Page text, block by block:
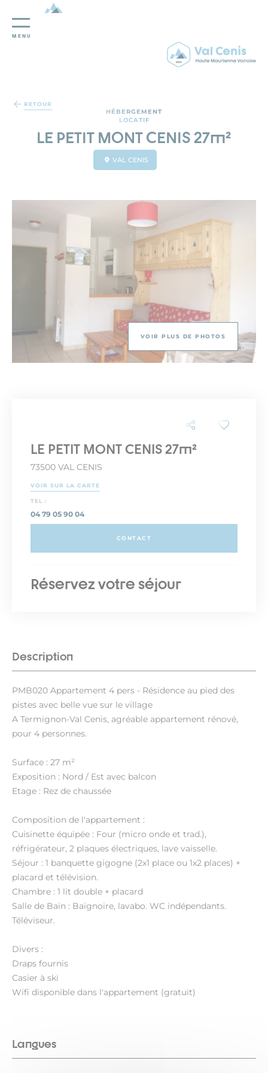
MENU
RETOUR
HÉBERGEMENT
LOCATIF
LE PETIT MONT CENIS 27m²
VAL CENIS
VOIR PLUS DE PHOTOS
Description
PMB020 Appartement 4 pers - Résidence au pied des
pistes avec belle vue sur le village
A Termignon-Val Cenis, agréable appartement rénové,
pour 4 personnes.
Surface : 27 m²
Exposition : Nord / Est avec balcon
Etage : Rez de chaussée
Composition de l'appartement :
Cuisinette équipée : Four (micro onde et trad.),
réfrigérateur, 2 plaques électriques, lave vaisselle.
Séjour : 1 banquette gigogne (2x1 place ou 1x2 places) +
placard et télévision.
Chambre : 1 lit double + placard
Salle de Bain : Baignoire, lavabo. WC indépendants.
Téléviseur.
Divers :
Draps fournis
Casier à ski
Wifi disponible dans l'appartement (gratuit)
Langues
LE PETIT MONT CENIS 27m²
73500 VAL CENIS
VOIR SUR LA CARTE
TEL :
04 79 05 90 04
CONTACT
Réservez votre séjour